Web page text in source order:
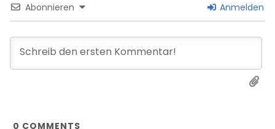
Abonnieren Anmelden
0 COMMENTS